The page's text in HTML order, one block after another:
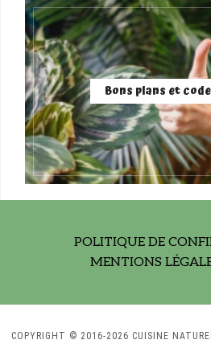
Bons plans et
POLITIQUE DE
MENTIONS
COPYRIGHT © 2016-2026 CUISINE